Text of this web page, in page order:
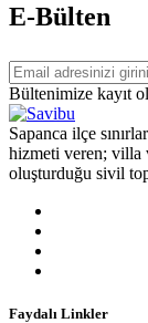
E-Bülten
Bültenimize kayıt
Sapanca ilçe
hizmeti veren; villa
oluşturduğu sivil
Faydalı Linkler